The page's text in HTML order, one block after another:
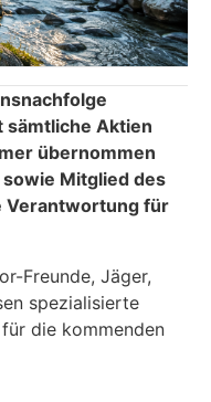
sämtliche Aktien
übernommen
Mitglied des
Verantwortung für
Freunde, Jäger,
spezialisierte
die kommenden